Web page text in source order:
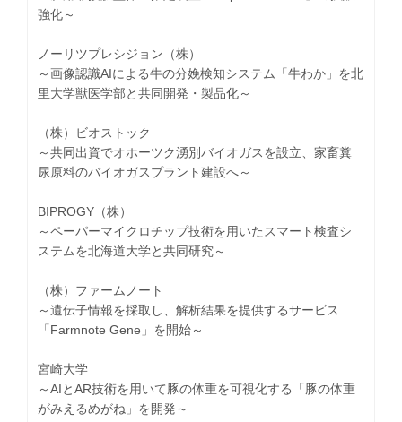
強化～
ノーリツプレシジョン（株）
～画像認識AIによる牛の分娩検知システム「牛わか」を北
里大学獣医学部と共同開発・製品化～
（株）ビオストック
～共同出資でオホーツク湧別バイオガスを設立、家畜糞
尿原料のバイオガスプラント建設へ～
BIPROGY（株）
～ペーパーマイクロチップ技術を用いたスマート検査シ
ステムを北海道大学と共同研究～
（株）ファームノート
～遺伝子情報を採取し、解析結果を提供するサービス
「Farmnote Gene」を開始～
宮崎大学
～AIとAR技術を用いて豚の体重を可視化する「豚の体重
がみえるめがね」を開発～